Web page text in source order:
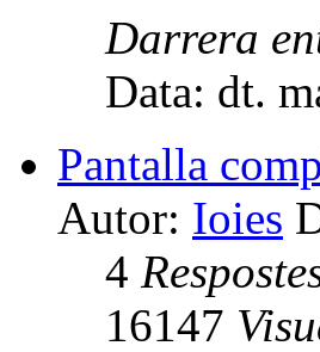
Darrera
Data: dt.
Pantalla
Autor: Ioies
4
16147